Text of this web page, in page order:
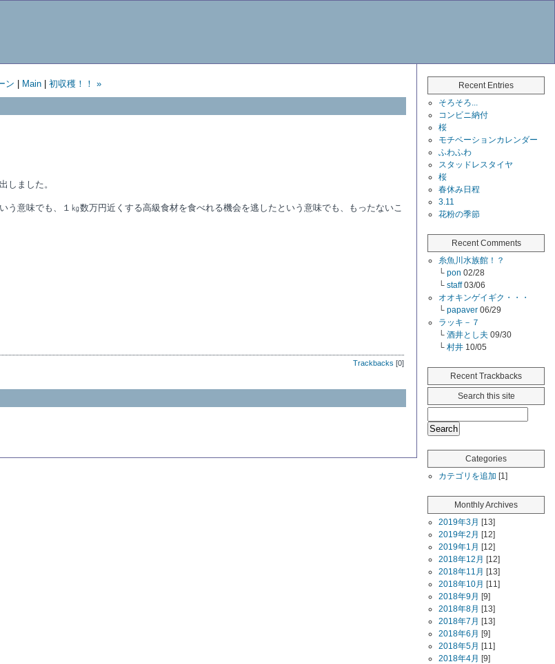
ン Main| 初収穫！！ »
しました。
意味でも、１㎏数万円近くする高級食材を食べれる機会を逃したという意味でも、もったないこ
Trackbacks [0]
Recent Entries
そろそろ...
コンビニ納付
桜
モチベーションカレンダー
ふわふわ
スタッドレスタイヤ
桜
春休み日程
3.11
花粉の季節
Recent Comments
糸魚川水族館！？
└ pon 02/28
└ staff03/06
オオキンゲイギク・・・
└ papaver 06/29
ラッキ－７
└ 酒井とし夫 09/30
└ 村井 10/05
Recent Trackbacks
Search this site
Categories
カテゴリを追加 [1]
Monthly Archives
2019年3月 [13]
2019年2月 [12]
2019年1月 [12]
2018年12月 [12]
2018年11月 [13]
2018年10月 [11]
2018年9月 [9]
2018年8月 [13]
2018年7月 [13]
2018年6月 [9]
2018年5月 [11]
2018年4月 [9]